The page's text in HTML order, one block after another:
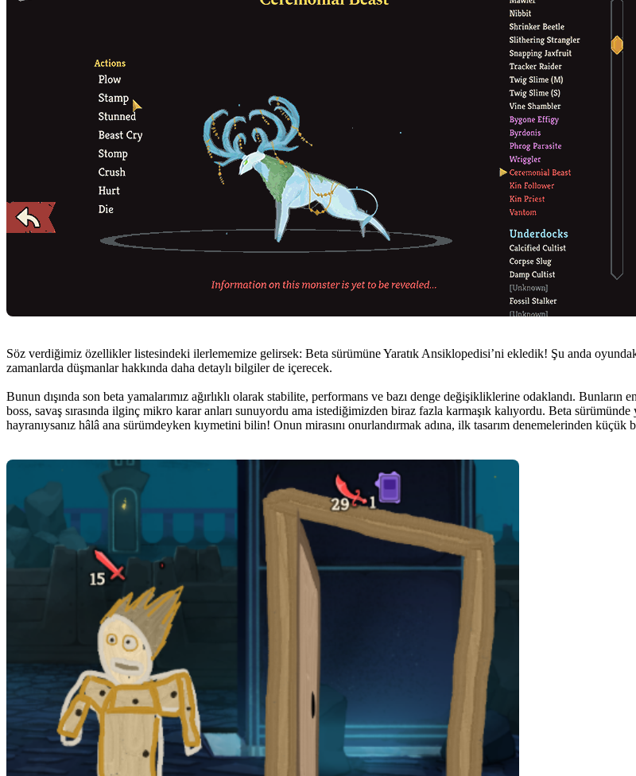
Söz verdiğimiz özellikler listesindeki ilerlememize gelirsek: Beta sürümüne Yaratık Ansiklopedisi’ni ekledik! Şu anda
zamanlarda düşmanlar hakkında daha detaylı bilgiler de içerecek.
Bunun dışında son beta yamalarımız ağırlıklı olarak stabilite, performans ve bazı denge değişikliklerine odaklandı. Bunların
boss, savaş sırasında ilginç mikro karar anları sunuyordu ama istediğimizden biraz fazla karmaşık kalıyordu. Beta
hayranıysanız hâlâ ana sürümdeyken kıymetini bilin! Onun mirasını onurlandırmak adına, ilk tasarım denemelerinden küçük